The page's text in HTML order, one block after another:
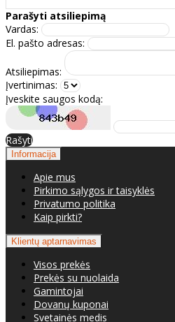
Parašyti atsiliepimą
Vardas:
El. pašto adresas:
Atsiliepimas:
Įvertinimas:
Įveskite saugos kodą:
Rašyti
Informacija
Apie mus
Pirkimo sąlygos ir taisyklės
Privatumo politika
Kaip pirkti?
Klientų aptarnavimas
Visos prekės
Prekės su nuolaida
Gamintojai
Dovanų kuponai
Svetainės medis